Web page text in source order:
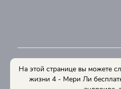
16
17
На этой странице вы можете
жизни 4 - Мери Ли